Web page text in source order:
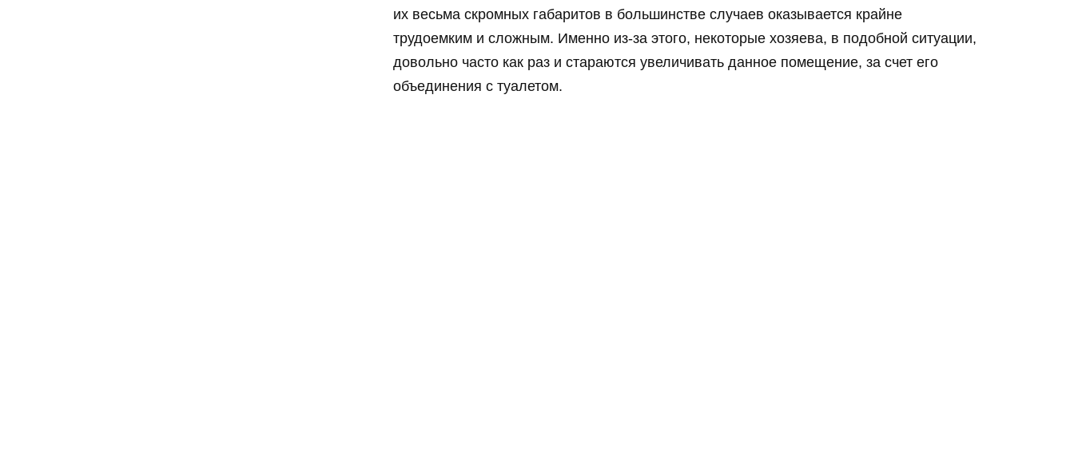
их весьма скромных габаритов в большинстве случаев оказывается крайне
трудоемким и сложным. Именно из-за этого, некоторые хозяева, в подобной ситуации,
довольно часто как раз и стараются увеличивать данное помещение, за счет его
объединения с туалетом.